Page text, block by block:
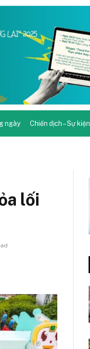
ngày Chiến dịch – Sự kiện
lối